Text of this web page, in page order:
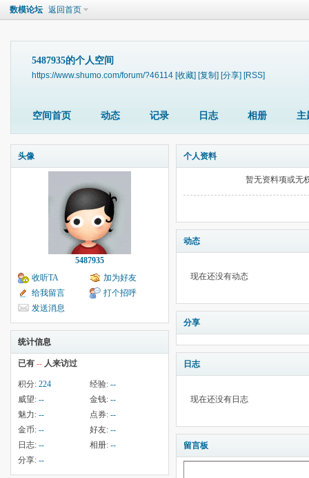
数模论坛 返回首页
5487935的个人空间
https://www.shumo.com/forum/?46114 [收藏] [复制] [分享] [RSS]
空间首页 动态 记录 日志 相册 主
头像
5487935
收听TA
加为好友
给我留言
打个招呼
发送消息
统计信息
已有 -- 人来访过
积分: 224 经验: --
威望: -- 金钱: --
魅力: -- 点券: --
金币: -- 好友: --
日志: -- 相册: --
分享: --
个人资料
暂无资料项或无
动态
现在还没有动态
分享
日志
现在还没有日志
留言板